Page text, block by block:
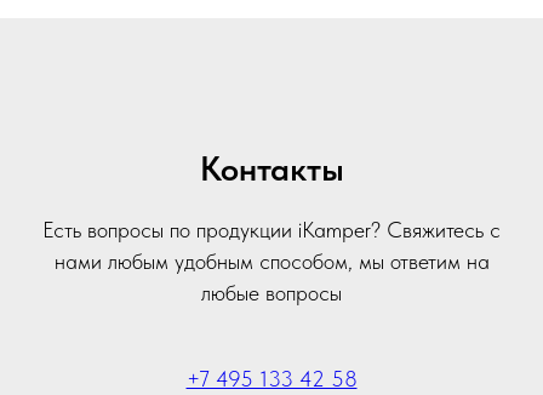
Контакты
Есть вопросы по продукции iKamper? Свяжитесь с
нами любым удобным способом, мы ответим на
любые вопросы
+7 495 133 42 58